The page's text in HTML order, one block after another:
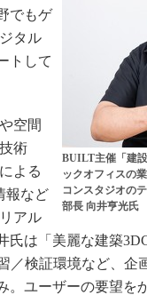
BUILT主催「建
ックオフィスの
コンスタジオの
部長 向井亨光氏
でもゲ
タル
トして
空間
術
よる
報など
アル
氏は「美麗な建築
／検証環境など、企
。ユーザーの要望を